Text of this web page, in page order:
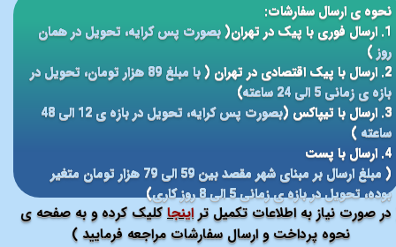
صورت نیاز به اطلاعات تکمیل تراینجا کلیک کرده و به صفحه ی
نحوه پرداخت و ارسال سفارشات مراجعه فرمایید )
نحوه ی ارسال سفارشات:
1. ارسال فوری با پیک در تهران(
بصورت پس کرایه، تحویل در همان
روز)
2. ارسال با پیک اقتصادی در تهران (
با مبلغ 89 هزار تومان، تحویل در
بازه ی زمانی 5 الی 24 ساعته
)
3. ارسال با تیپاکس (
بصورت پس کرایه، تحویل در بازه ی 12 الی 48
ساعته )
4. ارسال با پست
(
مبلغ ارسال بر مبنای شهر مقصد بین 59 الی 79 هزار تومان متغیر
بوده، تحویل در بازه ی زمانی 5 الی 8 روز کاری
)